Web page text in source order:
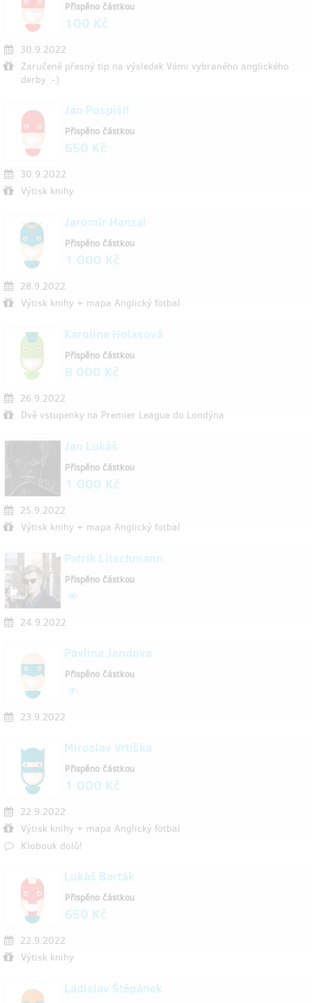
30.9.2022
Zaručeně přesný tip na výsledek Vámi vybraného anglického
derby :-)
Přispěno částkou
100 Kč
Jan Pospíšil
30.9.2022
Výtisk knihy
Přispěno částkou
650 Kč
Jaromír Hanzal
28.9.2022
Výtisk knihy + mapa Anglický fotbal
Přispěno částkou
1 000 Kč
Karolína Holasová
26.9.2022
Dvě vstupenky na Premier League do Londýna
Přispěno částkou
8 000 Kč
Jan Lukáš
25.9.2022
Výtisk knihy + mapa Anglický fotbal
Přispěno částkou
1 000 Kč
Patrik Litschmann
24.9.2022
Přispěno částkou
Pavlina Jandova
23.9.2022
Přispěno částkou
Miroslav Vrtiška
22.9.2022
Výtisk knihy + mapa Anglický fotbal
Klobouk dolů!
Přispěno částkou
1 000 Kč
Lukáš Barták
22.9.2022
Výtisk knihy
Přispěno částkou
650 Kč
Ladislav Štěpánek